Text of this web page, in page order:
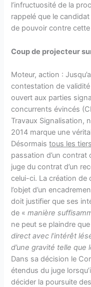
l’infructuosité de la
rappelé que le
de pouvoir contre
Coup de projecteur
Moteur, action :
contestation de
ouvert aux parties
concurrents évincés
Travaux Signalisation,
2014 marque une
Désormaistous les tiers
passation d’un contrat
juge du contrat d’un
celui-ci. La création de
l’objet d’un
doit justifier que ses
de «manière
ne peut se plaindre
direct avec l’intérêt
d’une gravité telle que
Dans sa décision le
étendus du juge
décider la poursuite